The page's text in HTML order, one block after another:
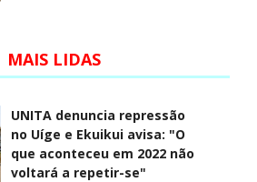
MAIS LIDAS
UNITA denuncia repressão
no Uíge e Ekuikui avisa: "O
que aconteceu em 2022 não
voltará a repetir-se"